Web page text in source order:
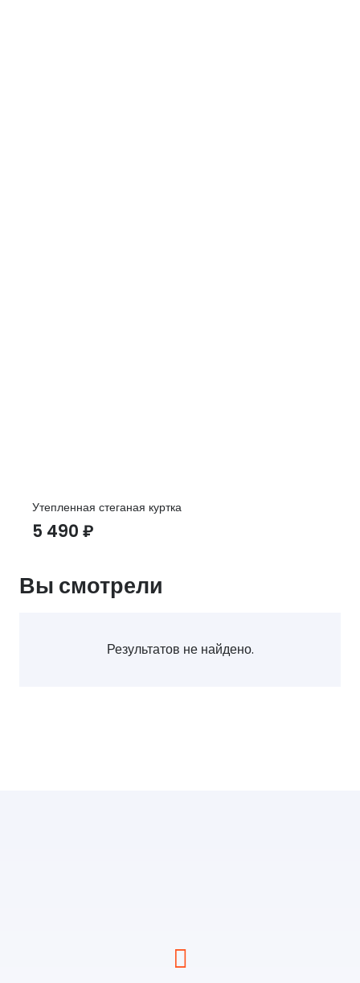
Утепленная стеганая куртка
5 490 ₽
Вы смотрели
Результатов не найдено.